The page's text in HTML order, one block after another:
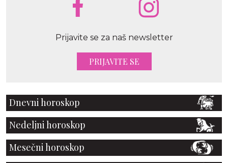
Prijavite se za naš newsletter
PRIJAVITE SE
Dnevni horoskop
Nedeljni horoskop
Mesečni horoskop